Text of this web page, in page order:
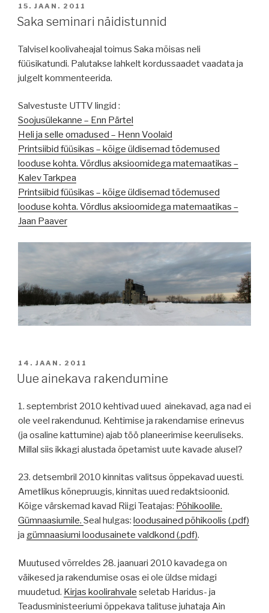
POSTED
ON
15. JAAN. 2011
Saka seminari näidistunnid
Talvisel koolivaheajal toimus Saka mõisas neli
füüsikatundi. Palutakse lahkelt kordussaadet vaadata ja
julgelt kommenteerida.
Salvestuste UTTV lingid :
Soojusülekanne – Enn Pärtel
Heli ja selle omadused – Henn Voolaid
Printsiibid füüsikas – kõige üldisemad tõdemused
looduse kohta. Võrdlus aksioomidega matemaatikas –
Kalev Tarkpea
Printsiibid füüsikas – kõige üldisemad tõdemused
looduse kohta. Võrdlus aksioomidega matemaatikas –
Jaan Paaver
POSTED
ON
14. JAAN. 2011
Uue ainekava rakendumine
1. septembrist 2010 kehtivad uued ainekavad, aga nad ei
ole veel rakendunud. Kehtimise ja rakendamise erinevus
(ja osaline kattumine) ajab töö planeerimise keeruliseks.
Millal siis ikkagi alustada õpetamist uute kavade alusel?
23. detsembril 2010 kinnitas valitsus õppekavad uuesti.
Ametlikus kõnepruugis, kinnitas uued redaktsioonid.
Kõige värskemad kavad Riigi Teatajas: Põhikoolile.
Gümnaasiumile. Seal hulgas: loodusained põhikoolis (.pdf)
ja gümnaasiumi loodusainete valdkond (.pdf).
Muutused võrreldes 28. jaanuari 2010 kavadega on
väikesed ja rakendumise osas ei ole üldse midagi
muudetud. Kirjas koolirahvale seletab Haridus- ja
Teadusministeeriumi õppekava talituse juhataja Ain